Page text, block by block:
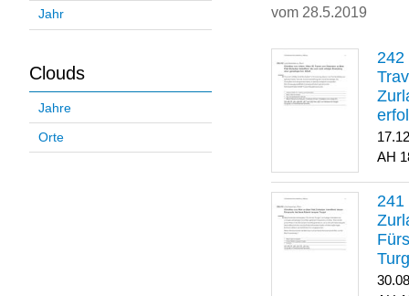
Jahr
Clouds
Jahre
Orte
vom 28.5.2019